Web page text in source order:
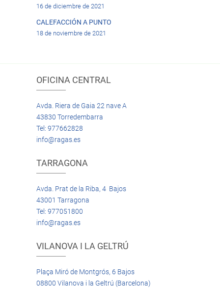
16 de diciembre de 2021
CALEFACCIÓN A PUNTO
18 de noviembre de 2021
OFICINA CENTRAL
Avda. Riera de Gaia 22 nave A
43830 Torredembarra
Tel: 977662828
info@ragas.es
TARRAGONA
Avda. Prat de la Riba, 4 Bajos
43001 Tarragona
Tel: 977051800
info@ragas.es
VILANOVA I LA GELTRÚ
Plaça Miró de Montgrós, 6 Bajos
08800 Vilanova i la Geltrú (Barcelona)